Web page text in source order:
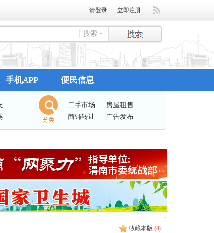
请登录 立即注册
搜索
手机APP 便民信息
分类
二手市场
房屋租售
商铺转让
广告发布
收藏本版 (4)